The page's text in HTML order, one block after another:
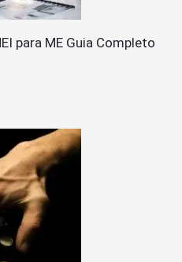
para ME Guia Completo